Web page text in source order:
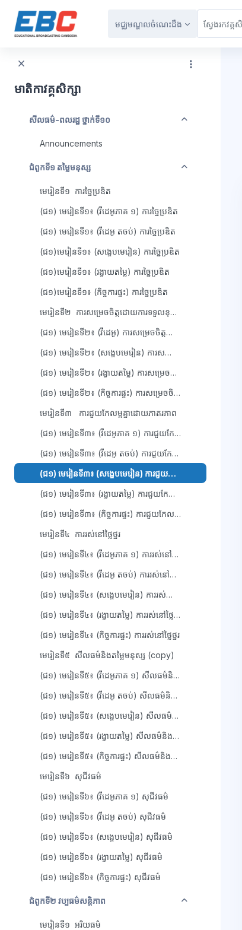
មជ្ឈមណ្ឌលចំណេះដឹង
មាតិកាវគ្គសិក្សា
សីលធម៌-ពលរដ្ឋ ថ្នាក់ទី១០ វេញ
Announcements
ជំពូកទី១ តម្លៃមនុស្ស វេញ
មេរៀនទី១ ការច្នៃប្រឌិត
(ជ១) មេរៀនទី១៖ (វីដេអូភាគ ១) ការច្នៃប្រឌិត
(ជ១) មេរៀនទី១៖ (វីដេអូ តចប់) ការច្នៃប្រឌិត
(ជ១)មេរៀនទី១៖ (សង្ខេបមេរៀន) ការច្នៃប្រឌិត
(ជ១)មេរៀនទី១៖ (រង្វាយតម្លៃ) ការច្នៃប្រឌិត
(ជ១)មេរៀនទី១៖ (កិច្ចការផ្ទះ) ការច្នៃប្រឌិត
មេរៀនទី២ ការសម្រេចចិត្តដោយការទទួលខុសត្រ...
(ជ១) មេរៀនទី២៖ (វីដេអូ) ការសម្រេចចិត្តដោយការទទួលខុសត្រូវ
(ជ១) មេរៀនទី២៖ (សង្ខេបមេរៀន) ការសម្រេចចិត្តដោយការទទួលខុសត្រូវ
(ជ១) មេរៀនទី២៖ (រង្វាយតម្លៃ) ការសម្រេចចិត្តដោយការទទួលខុសត្រូវ
(ជ១) មេរៀនទី២៖ (កិច្ចការផ្ទះ) ការសម្រេចចិត្តដោយការទទួលខុសត្រូវ
មេរៀនទី៣ ការជួយកែលម្អគ្នាដោយភាតរភាព
(ជ១) មេរៀនទី៣៖ (វីដេអូភាគ ១) ការជួយកែលម្អគ្នាដោយភាតរភាព
(ជ១) មេរៀនទី៣៖ (វីដេអូ តចប់) ការជួយកែលម្អគ្នាដោយភាតរភាព
(ជ១) មេរៀនទី៣៖ (សង្ខេបមេរៀន) ការជួយកែលម្អគ្នាដោយភាតរភាព
(ជ១) មេរៀនទី៣៖ (រង្វាយតម្លៃ) ការជួយកែលម្អគ្នាដោយភាតរភាព
(ជ១) មេរៀនទី៣៖ (កិច្ចការផ្ទះ) ការជួយកែលម្អគ្នាដោយភាតរភាព
មេរៀនទី៤ ការរស់នៅថ្លៃថ្នូរ
(ជ១) មេរៀនទី៤៖ (វីដេអូភាគ ១) ការរស់នៅថ្លៃថ្នូរ
(ជ១) មេរៀនទី៤៖ (វីដេអូ តចប់) ការរស់នៅថ្លៃថ្នូរ
(ជ១) មេរៀនទី៤៖ (សង្ខេបមេរៀន) ការរស់នៅថ្លៃថ្នូរ
(ជ១) មេរៀនទី៤៖ (រង្វាយតម្លៃ) ការរស់នៅថ្លៃថ្នូរ
(ជ១) មេរៀនទី៤៖ (កិច្ចការផ្ទះ) ការរស់នៅថ្លៃថ្នូរ
មេរៀនទី៥ សីលធម៌និងតម្លៃមនុស្ស (copy)
(ជ១) មេរៀនទី៥៖ (វីដេអូភាគ ១) សីលធម៌និងតម្លៃមនុស្ស
(ជ១) មេរៀនទី៥៖ (វីដេអូ តចប់) សីលធម៌និងតម្លៃមនុស្ស
(ជ១) មេរៀនទី៥៖ (សង្ខេបមេរៀន) សីលធម៌និងតម្លៃមនុស្ស
(ជ១) មេរៀនទី៥៖ (រង្វាយតម្លៃ) សីលធម៌និងតម្លៃមនុស្ស
(ជ១) មេរៀនទី៥៖ (កិច្ចការផ្ទះ) សីលធម៌និងតម្លៃមនុស្ស
មេរៀនទី៦ សុជីវធម៌
(ជ១) មេរៀនទី៦៖ (វីដេអូភាគ ១) សុជីវធម៌
(ជ១) មេរៀនទី៦៖ (វីដេអូ តចប់) សុជីវធម៌
(ជ១) មេរៀនទី៦៖ (សង្ខេបមេរៀន) សុជីវធម៌
(ជ១) មេរៀនទី៦៖ (រង្វាយតម្លៃ) សុជីវធម៌
(ជ១) មេរៀនទី៦៖ (កិច្ចការផ្ទះ) សុជីវធម៌
ជំពូកទី២ វប្បធម៌សន្តិភាព វេញ
មេរៀនទី១ អរិយធម៌